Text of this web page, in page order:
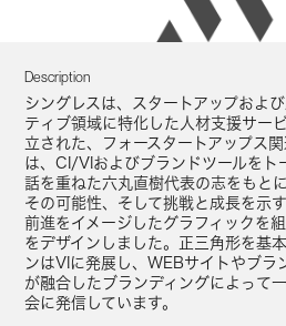
Description
シングレスは、スタートアップおよ
ティブ領域に特化した人材支援サー
立された、フォースタートアップス
は、CI/VIおよびブランドツールをト
話を重ねた六丸直樹代表の志をもと
その可能性、そして挑戦と成長を示
前進をイメージしたグラフィックを
をデザインしました。正三角形を基
ンはVIに発展し、WEBサイトやブラ
が融合したブランディングによって
会に発信しています。